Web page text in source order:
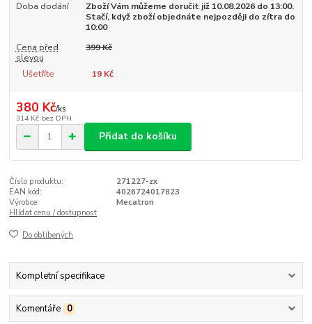
Doba dodání
Zboží Vám můžeme doručit již 10.08.2026 do 13:00.
Stačí, když zboží objednáte nejpozději do zítra do
10:00
Cena před
slevou
399 Kč
Ušetříte 19 Kč
380 Kč/ks
314 Kč bez DPH
Přidat do košíku
Číslo produktu:
271227-zx
EAN kód:
4026724017823
Výrobce:
Mecatron
Hlídat cenu / dostupnost
Do oblíbených
Kompletní specifikace
Komentáře 0